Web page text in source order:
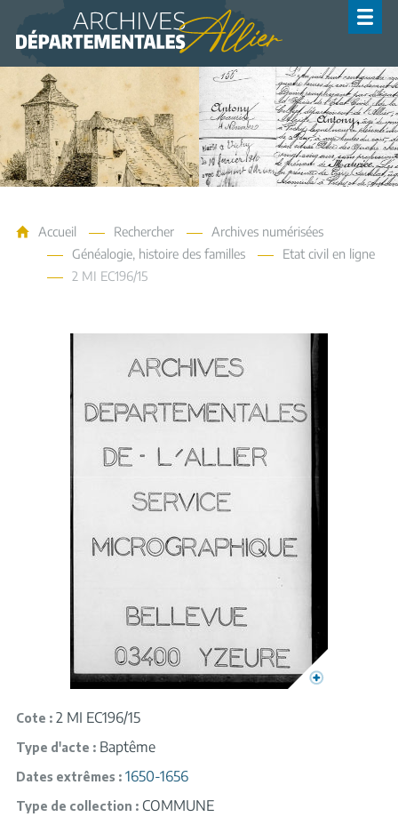
Archives de l'Allier
Accueil Rechercher
Archives numérisées
Généalogie, histoire des familles
Etat civil en ligne
2 MI EC196/15
Cote 2 MI EC196/15
Type d'acte Baptême
Dates extrêmes 1650-1656
Type de collection COMMUNE